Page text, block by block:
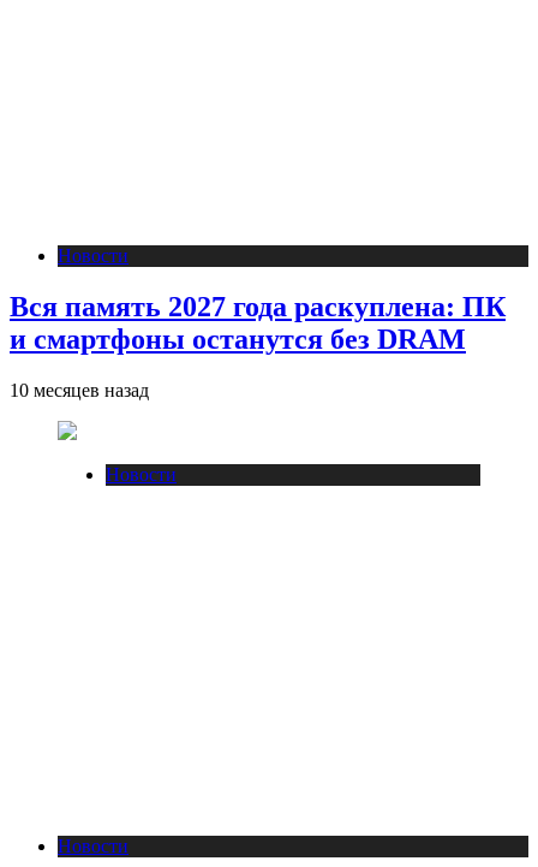
Новости
Вся память 2027 года раскуплена: ПК
и смартфоны останутся без DRAM
10 месяцев назад
Новости
Новости